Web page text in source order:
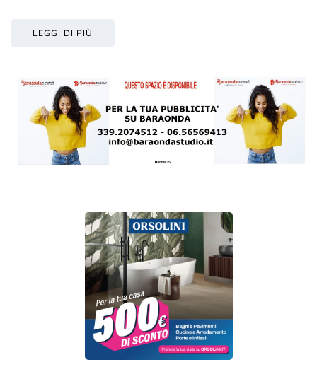
LEGGI DI PIÙ